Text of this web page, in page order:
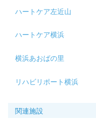
ハートケア左近山
ハートケア横浜
横浜あおばの里
リハビリポート横浜
関連施設